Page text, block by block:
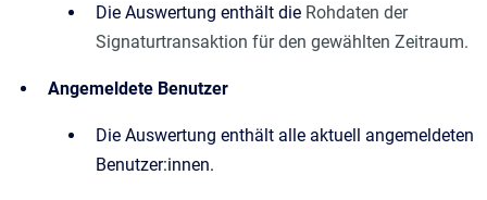
Die Auswertung enthält die Rohdaten der
Signaturtransaktion für den gewählten Zeitraum.
Angemeldete Benutzer
Die Auswertung enthält alle aktuell angemeldeten
Benutzer:innen.